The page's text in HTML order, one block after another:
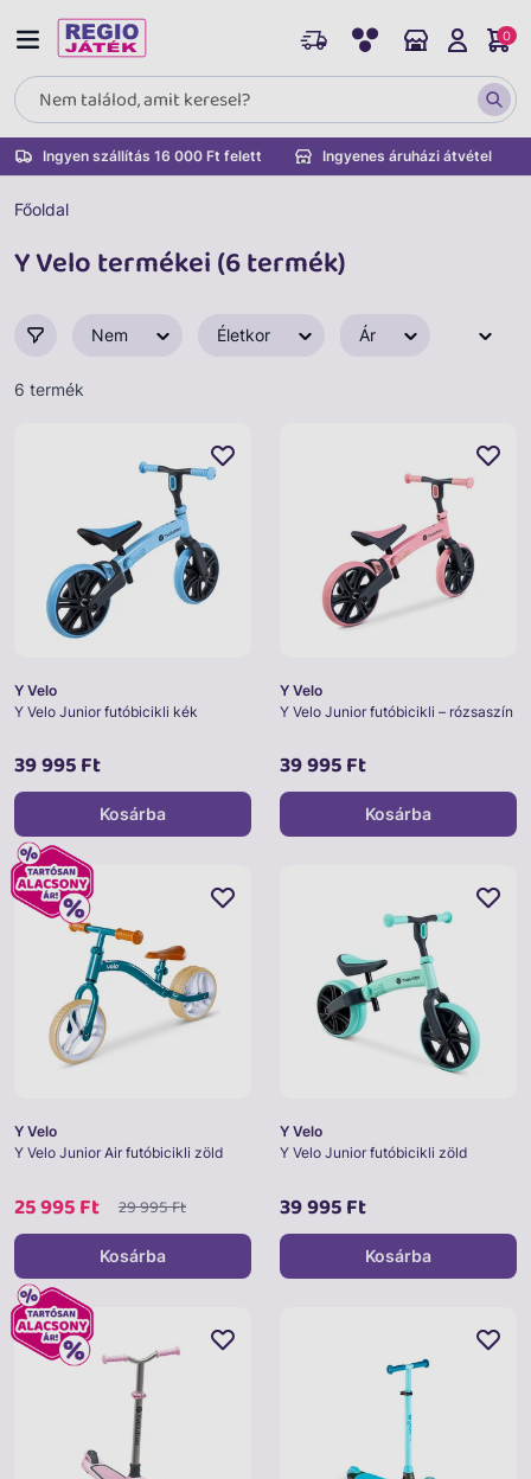
Ingyen szállítás 16 000 Ft felett Ingyenes áruházi átvétel
0
Főoldal
Y Velo termékei (6 termék)
Nem Életkor Ár
6 termék
Y Velo
Y Velo Junior futóbicikli kék
39 995 Ft
Kosárba
Y Velo
Y Velo Junior futóbicikli – rózsaszín
39 995 Ft
Kosárba
Y Velo
Y Velo Junior Air futóbicikli zöld
25 995 Ft 29 995 Ft
Kosárba
Y Velo
Y Velo Junior futóbicikli zöld
39 995 Ft
Kosárba